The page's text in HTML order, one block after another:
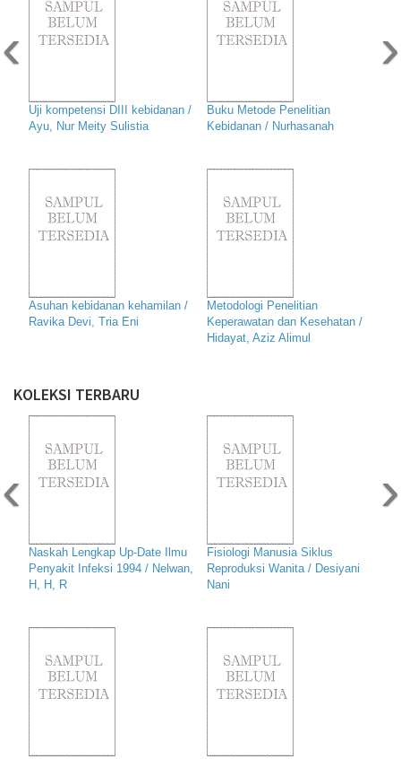
Uji kompetensi DIII kebidanan /
Ayu, Nur Meity Sulistia
Buku Metode Penelitian
Kebidanan / Nurhasanah
Asuhan kebidanan kehamilan /
Ravika Devi, Tria Eni
Metodologi Penelitian
Keperawatan dan Kesehatan /
Hidayat, Aziz Alimul
‹ ›
KOLEKSI TERBARU
Naskah Lengkap Up-Date Ilmu
Penyakit Infeksi 1994 / Nelwan,
H, H, R
Fisiologi Manusia Siklus
Reproduksi Wanita / Desiyani
Nani
‹ ›